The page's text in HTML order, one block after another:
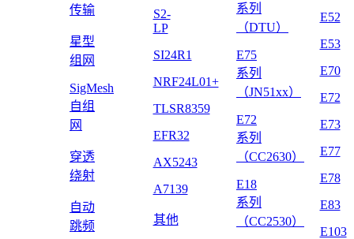
传输
星型
组网
SigMesh
自组
网
穿透
绕射
自动
跳频
S2-
LP
SI24R1
NRF24L01+
TLSR8359
EFR32
AX5243
A7139
其他
系列
（DTU）
E75
系列
（JN51xx）
E72
系列
（CC2630）
E18
系列
（CC2530）
E52
E53
E70
E72
E73
E77
E78
E83
E103